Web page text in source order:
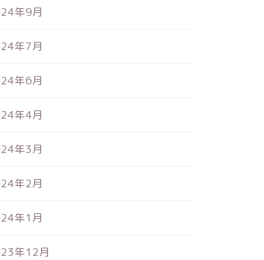
年9月
年7月
年6月
年4月
年3月
年2月
年1月
年12月